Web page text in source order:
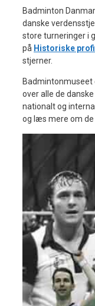
Badminton
danske
store turneringer i
på Historiske
stjerner.
Badmintonmuseet
over alle de
nationalt og
og læs mere om de